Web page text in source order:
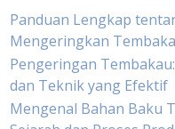
Panduan Lengkap
Mengeringkan
Pengeringan
dan Teknik yang Efektif
Mengenal Bahan Baku